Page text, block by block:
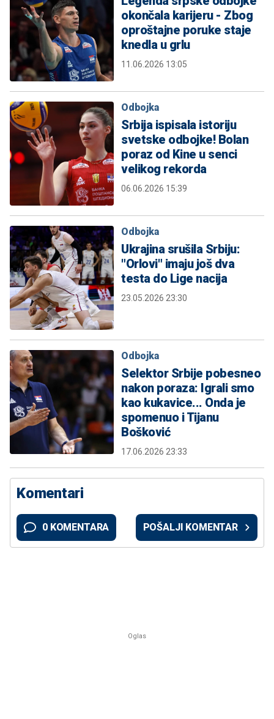
okončala karijeru - Zbog
oproštajne poruke staje
knedla u grlu
11.06.2026 13:05
Odbojka
Srbija ispisala istoriju
svetske odbojke! Bolan
poraz od Kine u senci
velikog rekorda
06.06.2026 15:39
Odbojka
Ukrajina srušila Srbiju:
"Orlovi" imaju još dva
testa do Lige nacija
23.05.2026 23:30
Odbojka
Selektor Srbije pobesneo
nakon poraza: Igrali smo
kao kukavice... Onda je
spomenuo i Tijanu
Bošković
17.06.2026 23:33
Komentari
0 KOMENTARA POŠALJI KOMENTAR